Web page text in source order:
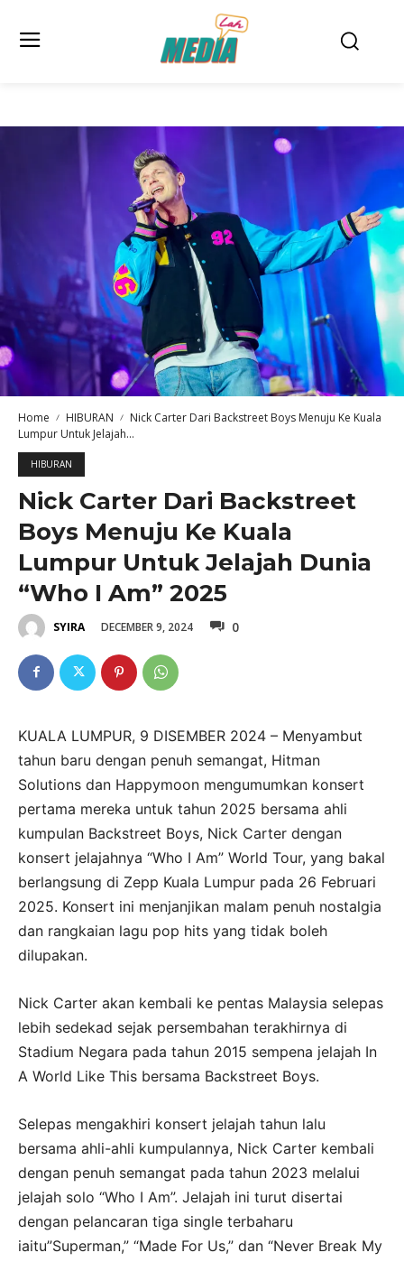
Home HIBURAN
Nick Carter Dari Backstreet Boys Menuju Ke Kuala
Lumpur Untuk Jelajah...
HIBURAN
Nick Carter Dari Backstreet
Boys Menuju Ke Kuala
Lumpur Untuk Jelajah Dunia
“Who I Am” 2025
SYIRA DECEMBER 9, 2024 0
KUALA LUMPUR, 9 DISEMBER 2024 – Menyambut
tahun baru dengan penuh semangat, Hitman
Solutions dan Happymoon mengumumkan konsert
pertama mereka untuk tahun 2025 bersama ahli
kumpulan Backstreet Boys, Nick Carter dengan
konsert jelajahnya “Who I Am” World Tour, yang bakal
berlangsung di Zepp Kuala Lumpur pada 26 Februari
2025. Konsert ini menjanjikan malam penuh nostalgia
dan rangkaian lagu pop hits yang tidak boleh
dilupakan.
Nick Carter akan kembali ke pentas Malaysia selepas
lebih sedekad sejak persembahan terakhirnya di
Stadium Negara pada tahun 2015 sempena jelajah In
A World Like This bersama Backstreet Boys.
Selepas mengakhiri konsert jelajah tahun lalu
bersama ahli-ahli kumpulannya, Nick Carter kembali
dengan penuh semangat pada tahun 2023 melalui
jelajah solo “Who I Am”. Jelajah ini turut disertai
dengan pelancaran tiga single terbaharu
iaitu”Superman,” “Made For Us,” dan “Never Break My